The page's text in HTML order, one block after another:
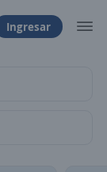
Ingresar